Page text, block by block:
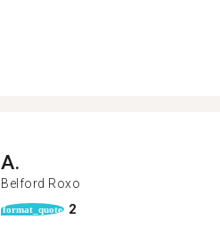
A.
Belford Roxo
format_quote 2